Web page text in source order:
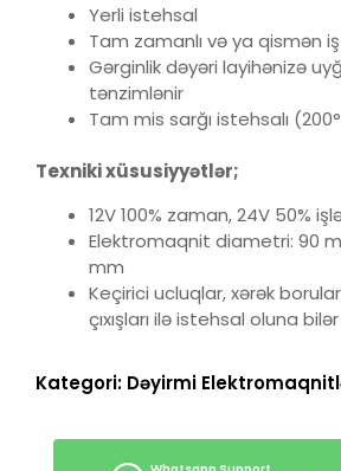
Yerli istehsal
Tam zamanlı və ya qismən
Gərginlik dəyəri layihənizə
tənzimlənir
Tam mis sarğı istehsalı
Texniki xüsusiyyətlər;
12V 100% zaman, 24V 50%
Elektromaqnit diametri: 90
mm
Keçirici ucluqlar, xərək
çıxışları ilə istehsal oluna bilər
Kategori: Dəyirmi